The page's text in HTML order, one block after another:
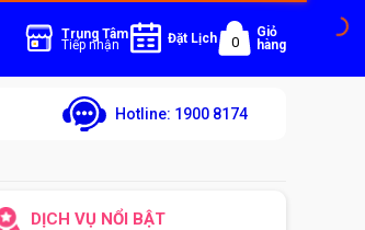
Trung Tâm
Tiếp nhận Đặt Lịch 0
Giỏ
hàng
Hotline: 1900 8174
DỊCH VỤ NỔI BẬT